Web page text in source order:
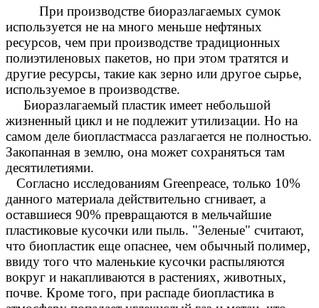
При производстве биоразлагаемых сумок
используется не на много меньше нефтяных
ресурсов, чем при производстве традиционных
полиэтиленовых пакетов, но при этом тратятся и
другие ресурсы, такие как зерно или другое сырье,
используемое в производстве.
Биоразлагаемый пластик имеет небольшой
жизненный цикл и не подлежит утилизации. Но на
самом деле биопластмасса разлагается не полностью.
Закопанная в землю, она может сохраняться там
десятилетиями.
Согласно исследованиям Greenpeace, только 10%
данного материала действительно сгнивает, а
оставшиеся 90% превращаются в мельчайшие
пластиковые кусочки или пыль. "Зеленые" считают,
что биопластик еще опаснее, чем обычный полимер,
ввиду того что маленькие кусочки распыляются
вокруг и накапливаются в растениях, животных,
почве. Кроме того, при распаде биопластика в